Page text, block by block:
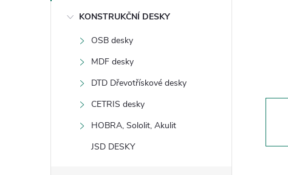
KONSTRUKČNÍ DESKY
OSB desky
MDF desky
DTD Dřevotřískové desky
CETRIS desky
HOBRA, Sololit, Akulit
JSD DESKY